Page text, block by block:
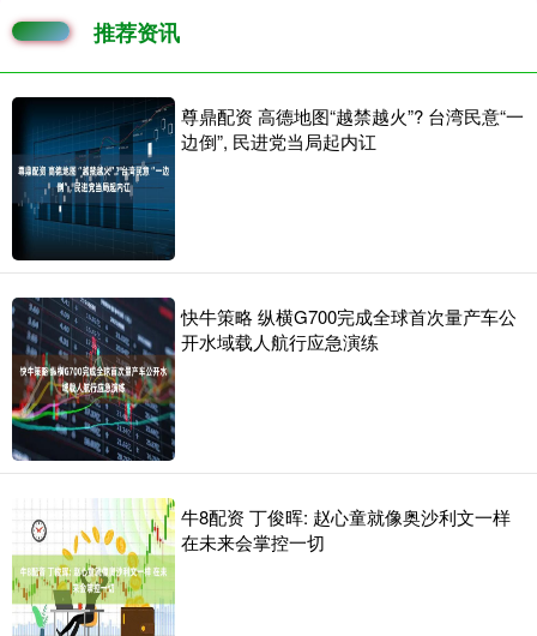
推荐资讯
尊鼎配资 高德地图“越禁越火”? 台湾民意“一
边倒”, 民进党当局起内讧
快牛策略 纵横G700完成全球首次量产车公
开水域载人航行应急演练
牛8配资 丁俊晖: 赵心童就像奥沙利文一样
在未来会掌控一切